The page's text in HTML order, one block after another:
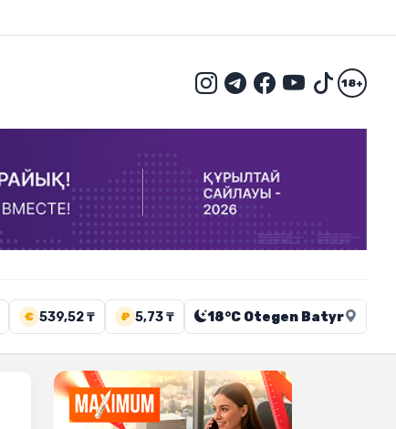
18+
€ 539,52 ₸ ₽ 5,73 ₸ 18°C Otegen Batyr